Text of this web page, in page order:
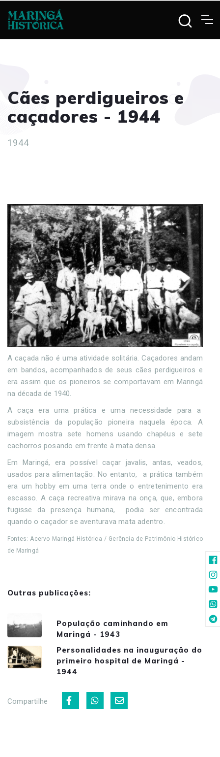
Cães perdigueiros e
caçadores - 1944
1944
A caçada não é uma atividade solitária. Caçadores andam
em bandos, acompanhados de seus cães perdigueiros e
era assim que os pioneiros se comportavam em Maringá
na década de 1940.
A caça era uma prática e uma necessidade para a
subsistência da população pioneira naquela época. A
imagem mostra sete homens usando chapéus e sete
cachorros posando em frente à mata densa.
Em Maringá, era possível caçar javalis, antas, veados,
usados para alimentação. No entanto, a prática também
era um hobby em uma terra onde o entretenimento era
escasso. A caça recreativa mirava na onça, que, embora
fugisse da presença humana, podia ser encontrada
quando o caçador se aventurava mata adentro.
Fontes: Acervo Maringá Histórica / Gerência de Patrimônio Histórico
de Maringá
Outras publicações:
População caminhando em
Maringá - 1943
Personalidades na inauguração do
primeiro hospital de Maringá -
1944
Compartilhe